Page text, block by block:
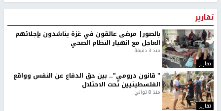
تقارير
تقارير
بالصور| مرضى عالقون في غزة يناشدون بإجلائهم
العاجل مع انهيار النظام الصحي
منذ 3 دقيقة
تقارير
" قانون درومي".. بين حق الدفاع عن النفس وواقع
الفلسطينيين تحت الاحتلال
منذ 8 ثواني